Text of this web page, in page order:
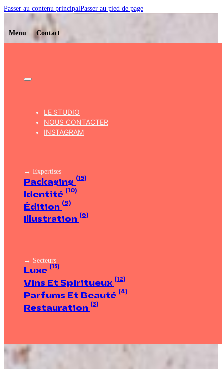
Passer au contenu principalPasser au pied de page
Menu Contact
LE STUDIO
NOUS CONTACTER
INSTAGRAM
→ Expertises
Packaging (15)
Identité (10)
Édition (9)
Illustration (6)
→ Secteurs
Luxe (15)
Vins Et Spiritueux (12)
Parfums Et Beauté (4)
Restauration (3)